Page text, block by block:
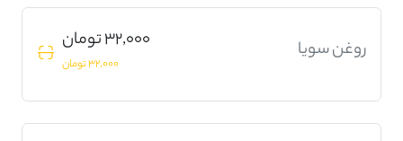
روغن سویا 32,000 تومان
32,000 تومان